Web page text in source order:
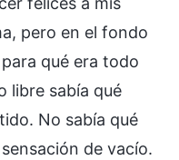
pero en el fondo
qué era todo
libre sabía qué
No sabía qué
de vacío.